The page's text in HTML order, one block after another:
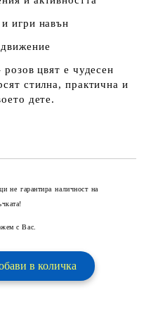
игри навън
цвят е чудесен
стилна, практична и
дете.
не гарантира наличност на
с Вас.